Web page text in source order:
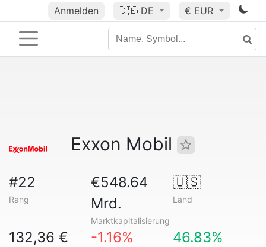
Anmelden 🇩🇪 DE € EUR
Exxon Mobil
#22
Rang
€548.64
Mrd.
Marktkapitalisierung
🇺🇸
Land
132,36 € -1.16% 46.83%